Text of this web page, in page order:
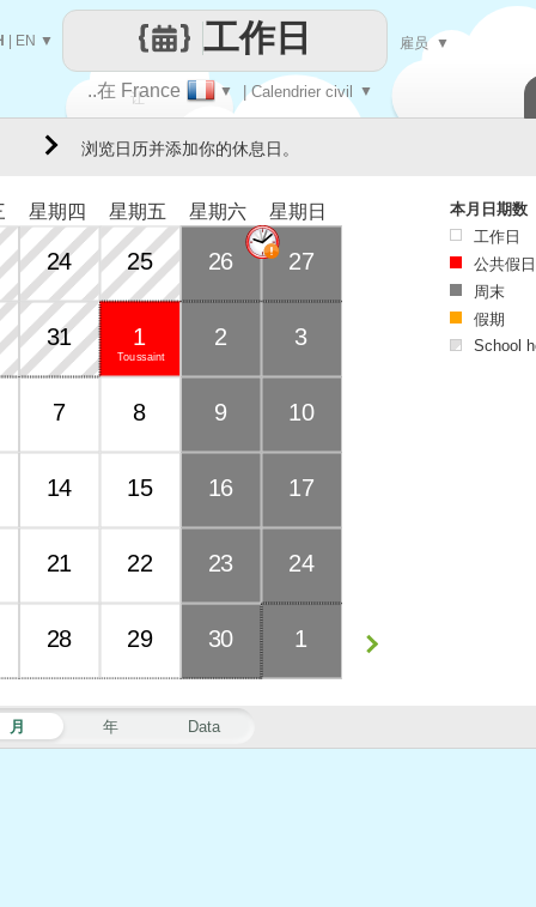
让
..在 France ▼ | Calendrier civil ▼
工作日
EN ▼ 雇员 ▼
浏览日历并添加你的休息日。
月 年 Data
星期四 星期五 星期六 星期日
24 25 26 27
31
Toussaint
1 2 3
7 8 9 10
14 15 16 17
21 22 23 24
28 29 30 1
本月日期数
工作日
公共假日
周末
假期
School